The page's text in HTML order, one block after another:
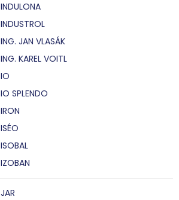
INDULONA
INDUSTROL
ING. JAN VLASÁK
ING. KAREL VOITL
IO
IO SPLENDO
IRON
ISÉO
ISOBAL
IZOBAN
JAR